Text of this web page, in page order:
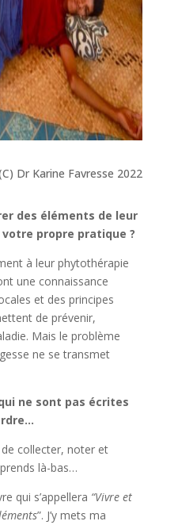
Dr Karine Favresse 2022
des éléments de leur
propre pratique ?
à leur phytothérapie
une connaissance
et des principes
de prévenir,
Mais le problème
ne se transmet
ne sont pas écrites
de collecter, noter et
là-bas…
qui s’appellera “Vivre et
”. J’y mets ma